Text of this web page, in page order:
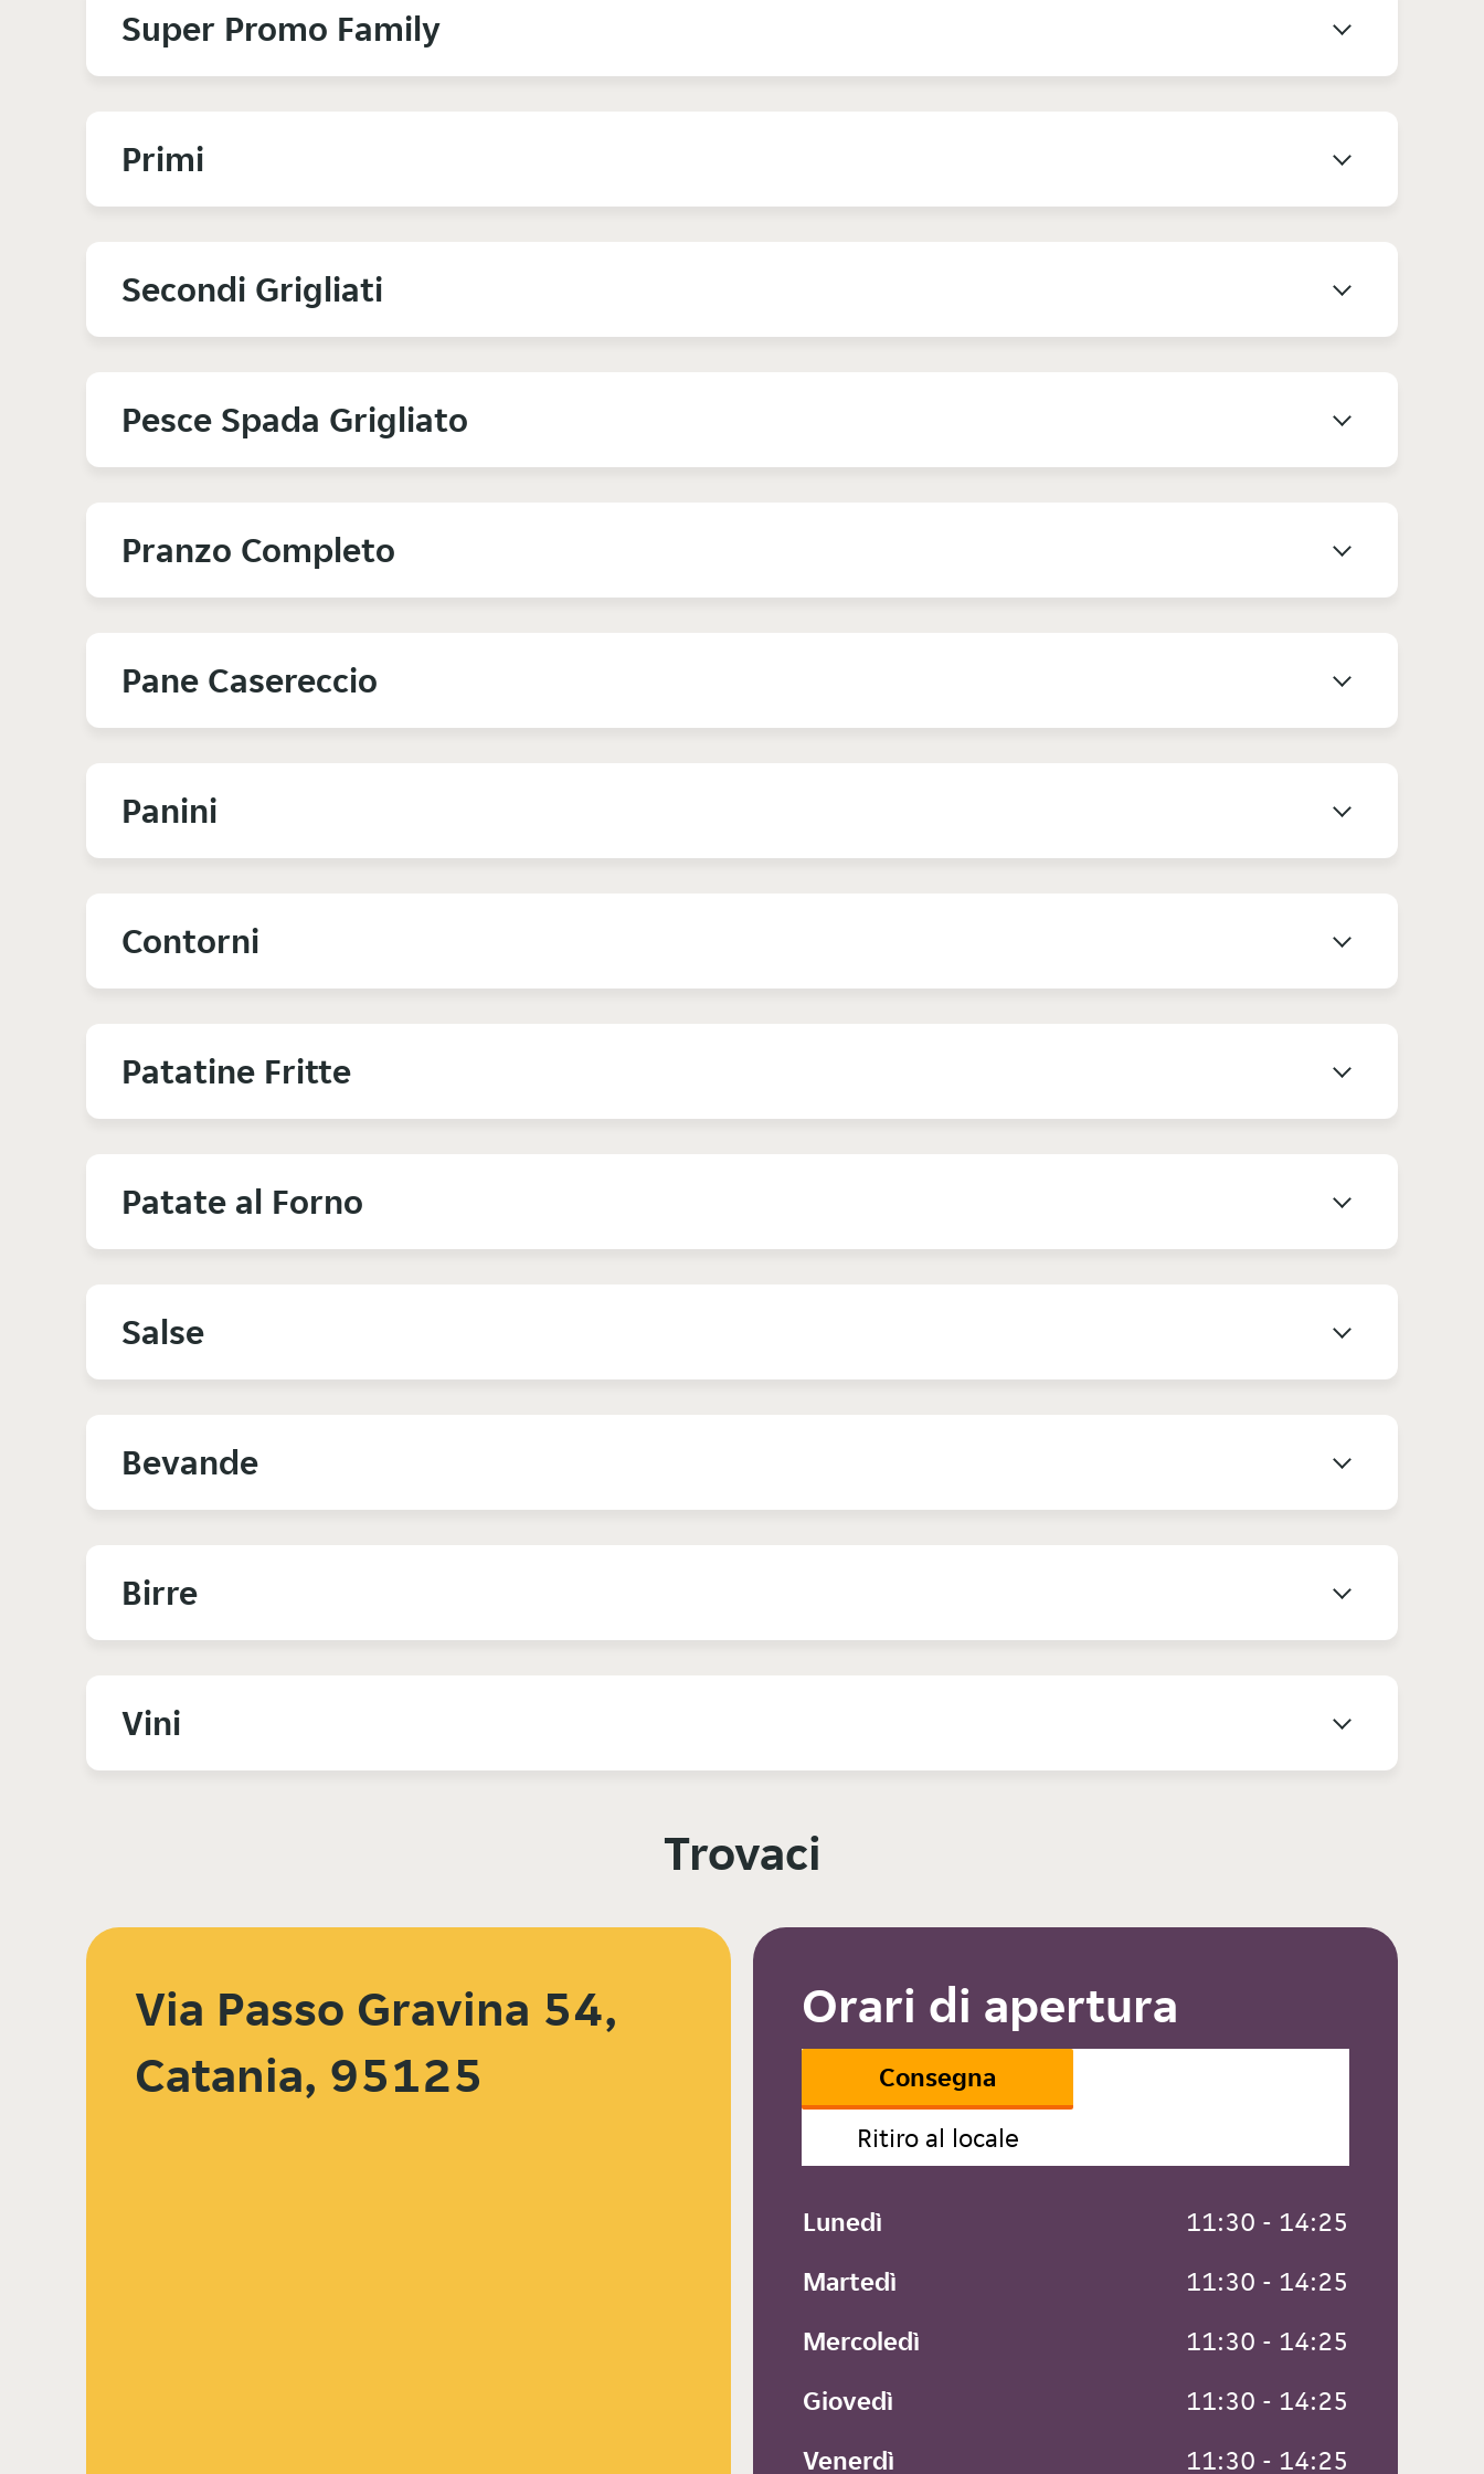
Super Promo Family
Primi
Secondi Grigliati
Pesce Spada Grigliato
Pranzo Completo
Pane Casereccio
Panini
Contorni
Patatine Fritte
Patate al Forno
Salse
Bevande
Birre
Vini
Trovaci
Via Passo Gravina 54,
Catania, 95125
Orari di apertura
Consegna
Ritiro al locale
Lunedì
11:30 - 14:25
Martedì
11:30 - 14:25
Mercoledì
11:30 - 14:25
Giovedì
11:30 - 14:25
Venerdì
11:30 - 14:25